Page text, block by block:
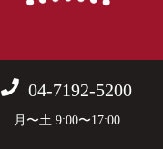
04-7192-5200
月〜土 9:00〜17:00